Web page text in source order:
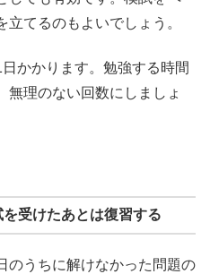
てるのもよいでしょう。
かかります。勉強する時間
無理のない回数にしましょ
受けたあとは復習する
のうちに解けなかった問題の